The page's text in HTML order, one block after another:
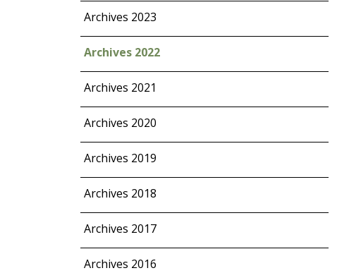
Archives 2023
Archives 2022
Archives 2021
Archives 2020
Archives 2019
Archives 2018
Archives 2017
Archives 2016